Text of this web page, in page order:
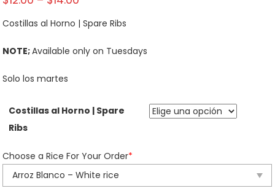
Costillas al Horno | Spare Ribs
NOTE;Available only on Tuesdays
Solo los martes
Costillas al Horno | Spare
Ribs
Choose a Rice For Your Order*